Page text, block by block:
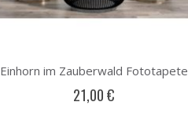
Einhorn im Zauberwald Fototapete
21,00 €